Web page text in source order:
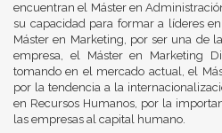
encuentran el Máster en
su capacidad para formar a líderes
Máster en Marketing, por ser una de
empresa, el Máster en Marketing
tomando en el mercado actual, el
por la tendencia a la
en Recursos Humanos, por la
las empresas al capital humano.